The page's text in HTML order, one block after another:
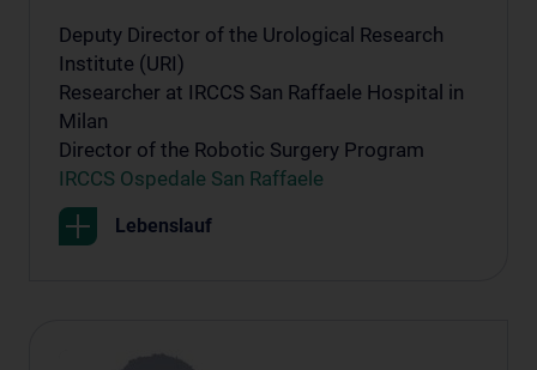
Deputy Director of the Urological Research
Institute (URI)
Researcher at IRCCS San Raffaele Hospital in
Milan
Director of the Robotic Surgery Program
IRCCS Ospedale San Raffaele
Lebenslauf